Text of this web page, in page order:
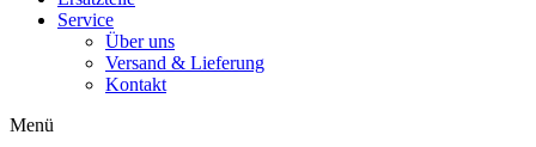
Service
Über uns
Versand & Lieferung
Kontakt
Menü